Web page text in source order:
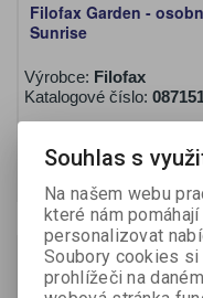
Filofax Garden -
Sunrise
Výrobce: Filofax
Katalogové číslo:
Koupit
Souhlas s
Na našem webu
které nám
personalizovat
Soubory cookies si
prohlížeči na